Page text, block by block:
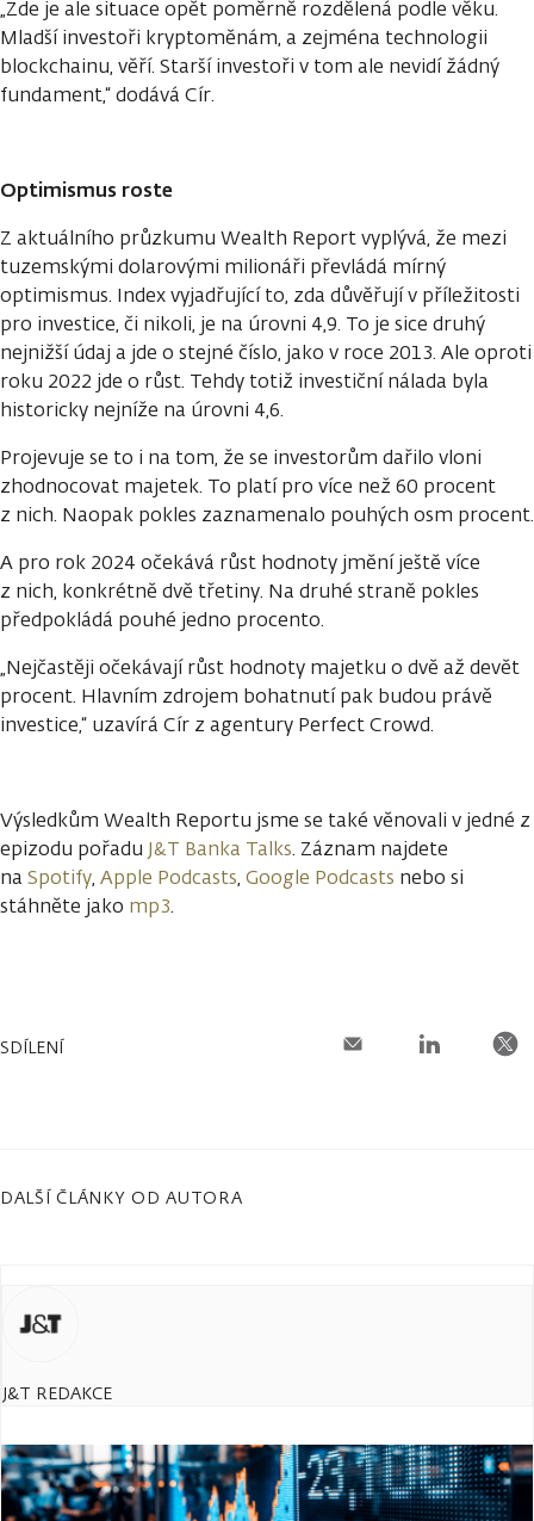
„Zde je ale situace opět poměrně rozdělená podle věku.
Mladší investoři kryptoměnám, a zejména technologii
blockchainu, věří. Starší investoři v tom ale nevidí žádný
fundament,“ dodává Cír.
Optimismus roste
Z aktuálního průzkumu Wealth Report vyplývá, že mezi
tuzemskými dolarovými milionáři převládá mírný
optimismus. Index vyjadřující to, zda důvěřují v příležitosti
pro investice, či nikoli, je na úrovni 4,9. To je sice druhý
nejnižší údaj a jde o stejné číslo, jako v roce 2013. Ale oproti
roku 2022 jde o růst. Tehdy totiž investiční nálada byla
historicky nejníže na úrovni 4,6.
Projevuje se to i na tom, že se investorům dařilo vloni
zhodnocovat majetek. To platí pro více než 60 procent
z nich. Naopak pokles zaznamenalo pouhých osm procent.
A pro rok 2024 očekává růst hodnoty jmění ještě více
z nich, konkrétně dvě třetiny. Na druhé straně pokles
předpokládá pouhé jedno procento.
„Nejčastěji očekávají růst hodnoty majetku o dvě až devět
procent. Hlavním zdrojem bohatnutí pak budou právě
investice,“ uzavírá Cír z agentury Perfect Crowd.
Výsledkům Wealth Reportu jsme se také věnovali v jedné z
epizodu pořadu J&T Banka Talks. Záznam najdete
na Spotify, Apple Podcasts, Google Podcasts nebo si
stáhněte jako mp3.
SDÍLENÍ
DALŠÍ ČLÁNKY OD AUTORA
J&T REDAKCE